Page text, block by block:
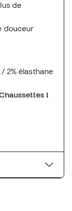
de
douceur
2% élasthane